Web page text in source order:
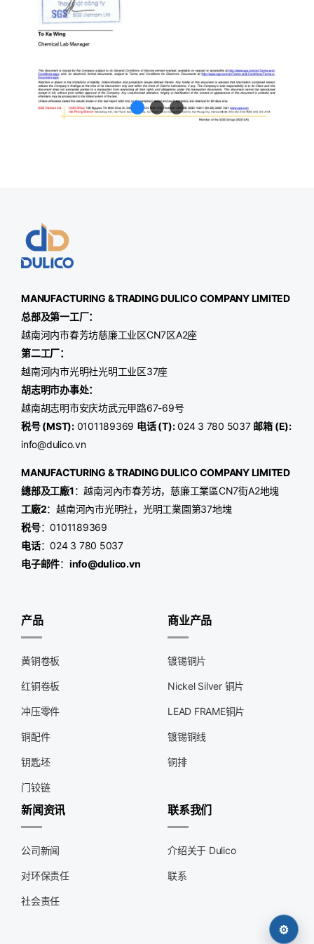
MANUFACTURING & TRADINGDULICOCOMPANY LIMITED
总部及第一工厂：
越南河内市春芳坊慈廉工业区CN7区A2座
第二工厂：
越南河内市光明社光明工业区37座
胡志明市办事处：
越南胡志明市安庆坊武元甲路67-69号
税号 (MST):0101189369 电话 (T):024 3 780 5037 邮箱 (E):
info@dulico.vn
MANUFACTURING & TRADINGDULICOCOMPANY LIMITED
總部及工廠1：越南河內市春芳坊，慈廉工業區CN7街A2地塊
工廠2：越南河內市光明社，光明工業園第37地塊
税号：0101189369
电话：024 3 780 5037
电子邮件： info@dulico.vn
产品
黄铜卷板
红铜卷板
冲压零件
铜配件
钥匙坯
门铰链
商业产品
镀锡铜片
Nickel Silver 铜片
LEAD FRAME铜片
镀锡铜线
铜排
新闻资讯
公司新闻
对环保责任
社会责任
联系我们
介绍关于 Dulico
联系
⚙